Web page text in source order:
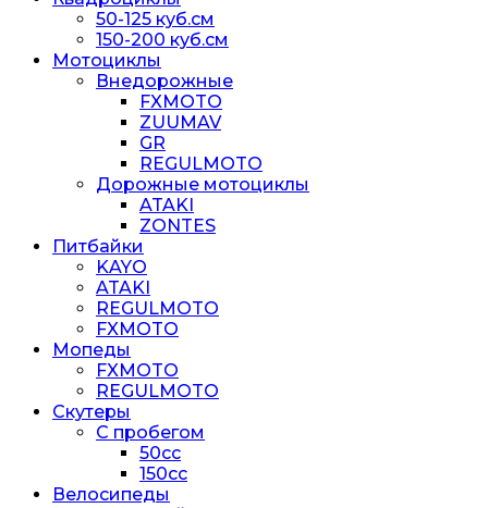
50-125 куб.см
150-200 куб.см
Мотоциклы
Внедорожные
FXMOTO
ZUUMAV
GR
REGULMOTO
Дорожные мотоциклы
ATAKI
ZONTES
Питбайки
KAYO
ATAKI
REGULMOTO
FXMOTO
Мопеды
FXMOTO
REGULMOTO
Скутеры
С пробегом
50cc
150cc
Велосипеды